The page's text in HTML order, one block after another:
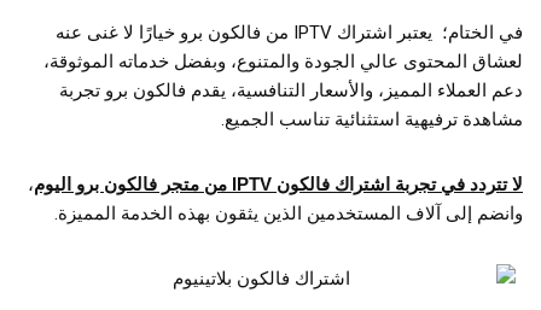
في الختام؛ يعتبر اشتراك IPTV من فالكون برو خيارًا لا غنى عنه
لعشاق المحتوى عالي الجودة والمتنوع، وبفضل خدماته الموثوقة،
دعم العملاء المميز، والأسعار التنافسية، يقدم فالكون برو تجربة
مشاهدة ترفيهية استثنائية تناسب الجميع.
لا تتردد في تجربة اشتراك فالكون IPTV من متجر فالكون برو اليوم
،
وانضم إلى آلاف المستخدمين الذين يثقون بهذه الخدمة المميزة.